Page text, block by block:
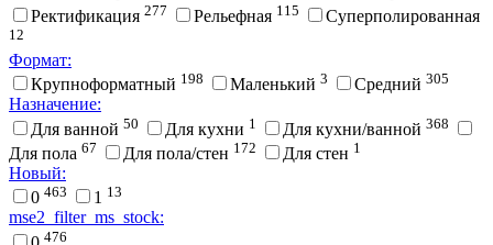
Ректификация 277 Рельефная 115 Суперполированная
12
Формат:
Крупноформатный 198 Маленький 3 Средний 305
Назначение:
Для ванной 50 Для кухни 1 Для кухни/ванной 368
Для пола 67 Для пола/стен 172 Для стен 1
Новый:
0 463 1 13
mse2_filter_ms_stock:
476